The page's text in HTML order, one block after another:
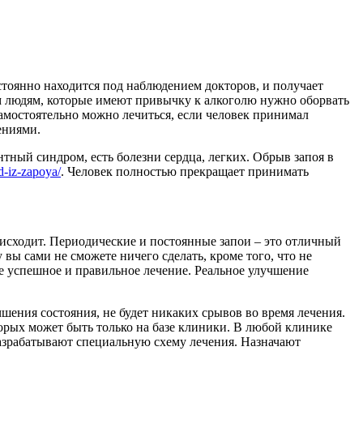
находится под наблюдением докторов, и получает
которые имеют привычку к алкоголю нужно оборвать
можно лечиться, если человек принимал
синдром, есть болезни сердца, легких. Обрыв запоя в
iz-zapoya/. Человек полностью прекращает принимать
Периодические и постоянные запои – это отличный
сами не сможете ничего сделать, кроме того, что не
успешное и правильное лечение. Реальное улучшение
состояния, не будет никаких срывов во время лечения.
может быть только на базе клиники. В любой клинике
специальную схему лечения. Назначают